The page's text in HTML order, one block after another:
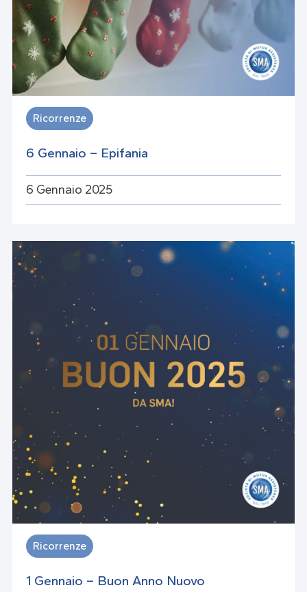
Ricorrenze
6 Gennaio – Epifania
6 Gennaio 2025
Ricorrenze
1 Gennaio – Buon Anno Nuovo